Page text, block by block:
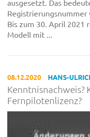
ausgesetzt. Das
Bis zum 30. April 2021
Modell mit ...
08.12.2020 HANS-
Kenntnisnachweis?
Fernpilotenlizenz?